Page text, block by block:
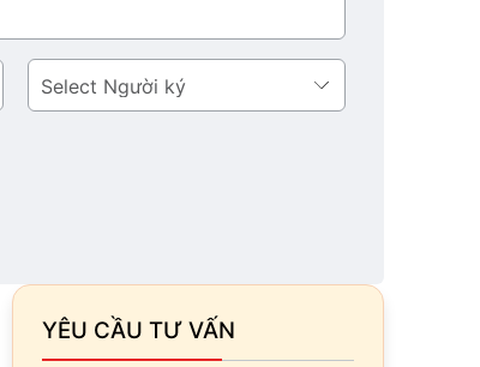
Người
ký
YÊU CẦU TƯ VẤN